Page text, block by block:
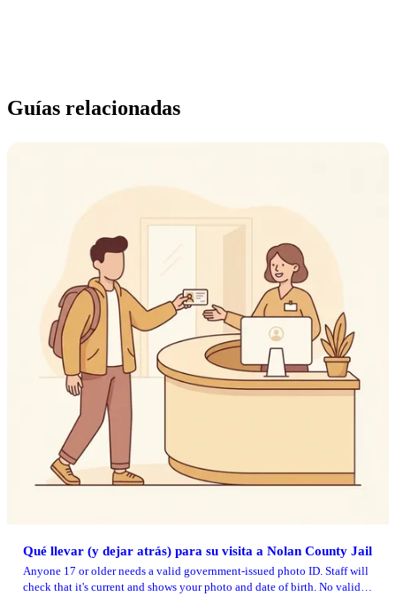
Guías relacionadas
Qué llevar (y dejar atrás) para su visita a Nolan County Jail
Anyone 17 or older needs a valid government-issued photo ID. Staff will
check that it's current and shows your photo and date of birth. No valid